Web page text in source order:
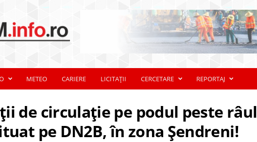
METEO CARIERE LICITAȚII CERCETARE REPORTAJ
de circulație pe podul peste râul
pe DN2B, în zona Șendreni!